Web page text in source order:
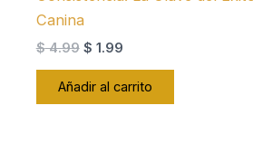
Canina
$4.99 El
original
$ 1.99El
actual
Añadir al carrito